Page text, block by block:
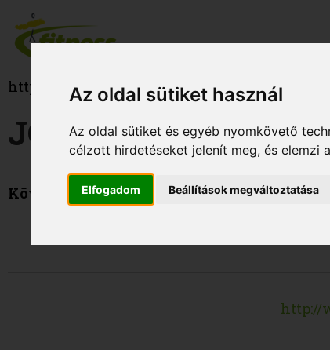
Az oldal sütiket használ
Az oldal sütiket és egyéb nyomkövető
célzott hirdetéseket jelenít meg, és elemzi
Elfogadom Beállítások megváltoztatása
http://www.fitness.hu
JÓGAOKTATÓ
Következő képzés: 2016. Január 23.
http://